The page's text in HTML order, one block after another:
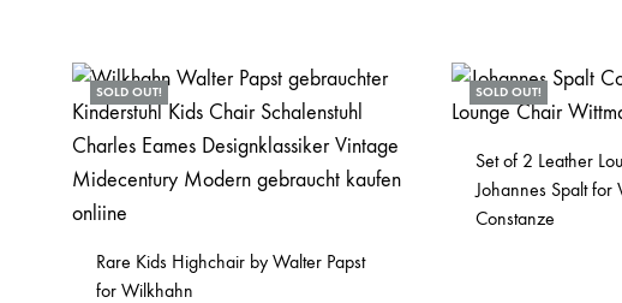
SOLD OUT!
Rare Kids Highchair by Walter Papst
for Wilkhahn
SOLD OUT!
Set of 2 Leather
Johannes Spalt for
Constanze